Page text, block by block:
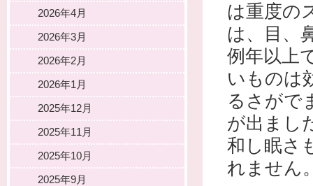
は重度の
は、目、
例年以上
いものは
るさがで
が出まし
和し眠さ
れません
2026年4月
2026年3月
2026年2月
2026年1月
2025年12月
2025年11月
2025年10月
2025年9月